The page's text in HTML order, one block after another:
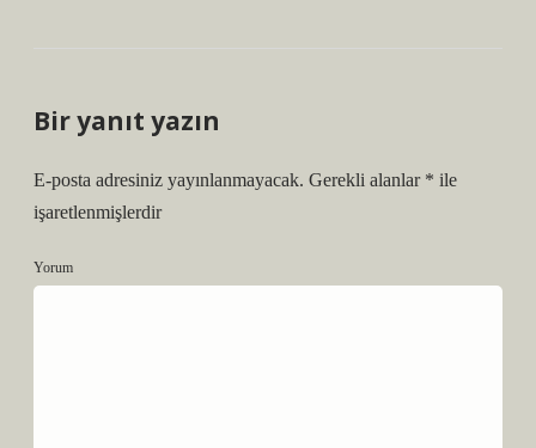
Bir yanıt yazın
E-posta adresiniz yayınlanmayacak. Gerekli alanlar * ile
işaretlenmişlerdir
Yorum